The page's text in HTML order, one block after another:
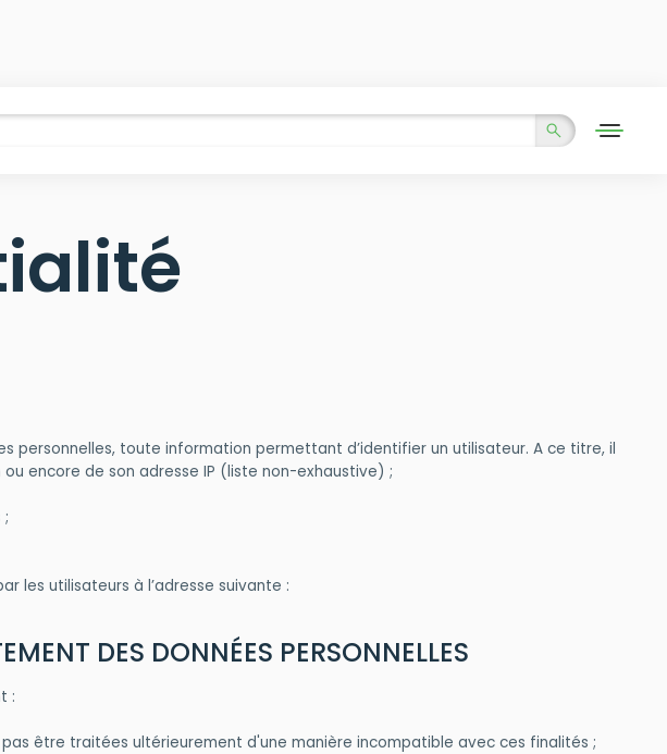
personnelles, toute information permettant d’identifier un utilisateur. A ce titre, il
encore de son adresse IP (liste non-exhaustive) ;
les utilisateurs à l’adresse suivante :
DES DONNÉES PERSONNELLES
:
être traitées ultérieurement d'une manière incompatible avec ces finalités ;